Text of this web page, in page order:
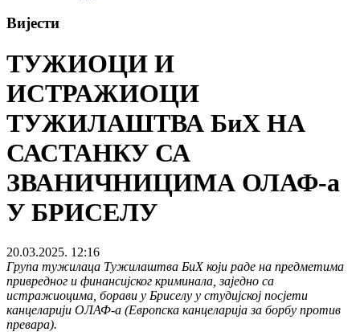
Вијести
ТУЖИОЦИ И
ИСТРАЖИОЦИ
ТУЖИЛАШТВА БиХ НА
САСТАНКУ СА
ЗВАНИЧНИЦИМА ОЛАФ-а
У БРИСЕЛУ
20.03.2025. 12:16
Група тужилаца Тужилаштва БиХ који раде на предметима
привредног и финансијског криминала, заједно са
истражиоцима, борави у Бриселу у студијској посјети
канцеларији ОЛАФ-а (Европска канцеларија за борбу против
превара).